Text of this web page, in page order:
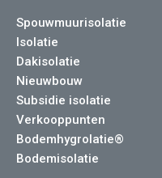
Spouwmuurisolatie
Isolatie
Dakisolatie
Nieuwbouw
Subsidie isolatie
Verkooppunten
Bodemhygrolatie®
Bodemisolatie